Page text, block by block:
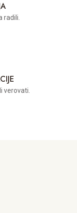
radili.
verovati.